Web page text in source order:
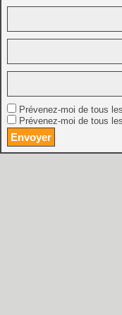
Prévenez-moi de tous
Prévenez-moi de tous